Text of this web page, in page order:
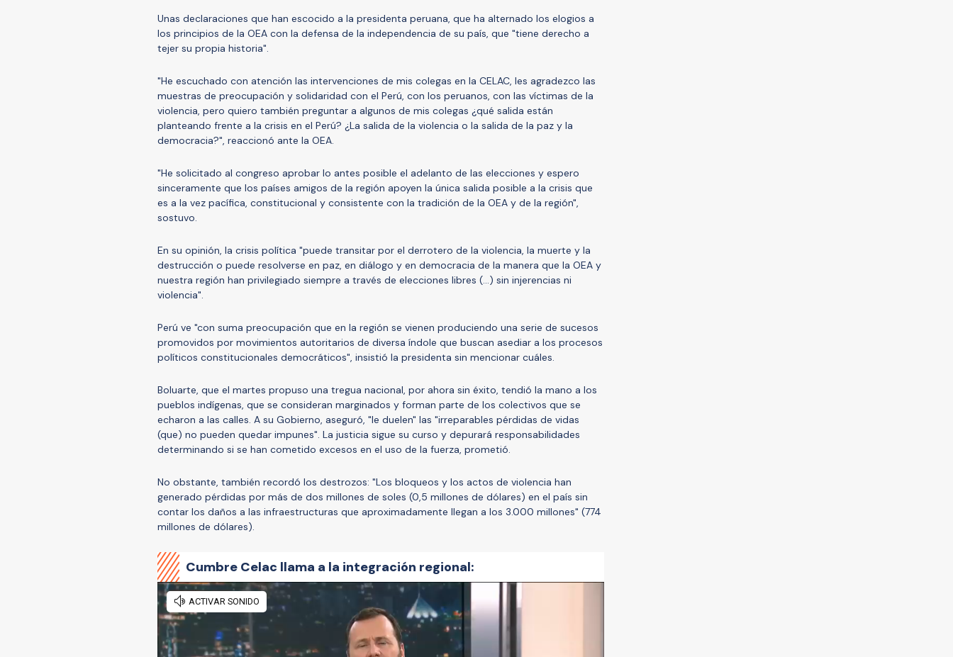
Unas declaraciones que han escocido a la presidenta peruana, que ha alternado los elogios a
los principios de la OEA con la defensa de la independencia de su país, que "tiene derecho a
tejer su propia historia".
"He escuchado con atención las intervenciones de mis colegas en la CELAC, les agradezco las
muestras de preocupación y solidaridad con el Perú, con los peruanos, con las víctimas de la
violencia, pero quiero también preguntar a algunos de mis colegas ¿qué salida están
planteando frente a la crisis en el Perú? ¿La salida de la violencia o la salida de la paz y la
democracia?", reaccionó ante la OEA.
"He solicitado al congreso aprobar lo antes posible el adelanto de las elecciones y espero
sinceramente que los países amigos de la región apoyen la única salida posible a la crisis que
es a la vez pacífica, constitucional y consistente con la tradición de la OEA y de la región",
sostuvo.
En su opinión, la crisis política "puede transitar por el derrotero de la violencia, la muerte y la
destrucción o puede resolverse en paz, en diálogo y en democracia de la manera que la OEA y
nuestra región han privilegiado siempre a través de elecciones libres (...) sin injerencias ni
violencia".
Perú ve "con suma preocupación que en la región se vienen produciendo una serie de sucesos
promovidos por movimientos autoritarios de diversa índole que buscan asediar a los procesos
políticos constitucionales democráticos", insistió la presidenta sin mencionar cuáles.
Boluarte, que el martes propuso una tregua nacional, por ahora sin éxito, tendió la mano a los
pueblos indígenas, que se consideran marginados y forman parte de los colectivos que se
echaron a las calles. A su Gobierno, aseguró, "le duelen" las "irreparables pérdidas de vidas
(que) no pueden quedar impunes". La justicia sigue su curso y depurará responsabilidades
determinando si se han cometido excesos en el uso de la fuerza, prometió.
No obstante, también recordó los destrozos: "Los bloqueos y los actos de violencia han
generado pérdidas por más de dos millones de soles (0,5 millones de dólares) en el país sin
contar los daños a las infraestructuras que aproximadamente llegan a los 3.000 millones" (774
millones de dólares).
Cumbre Celac llama a la integración regional: